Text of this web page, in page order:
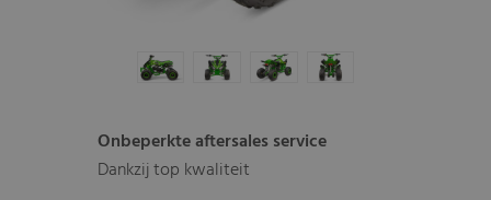
Onbeperkte aftersales service
Dankzij top kwaliteit